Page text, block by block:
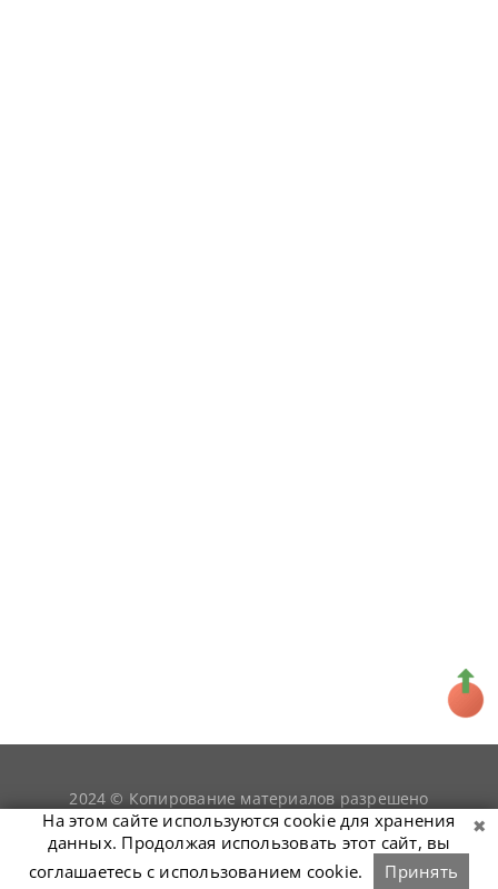
2024 © Копирование материалов разрешено
только при условии гиперссылки наsnookerist.ru
На этом сайте используются cookie для хранения
данных. Продолжая использовать этот сайт, вы
соглашаетесь с использованием cookie.
Принять